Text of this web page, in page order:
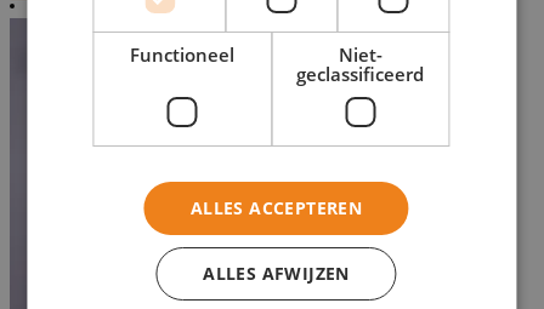
Functioneel
Niet-
geclassificeerd
ALLES ACCEPTEREN
ALLES AFWIJZEN